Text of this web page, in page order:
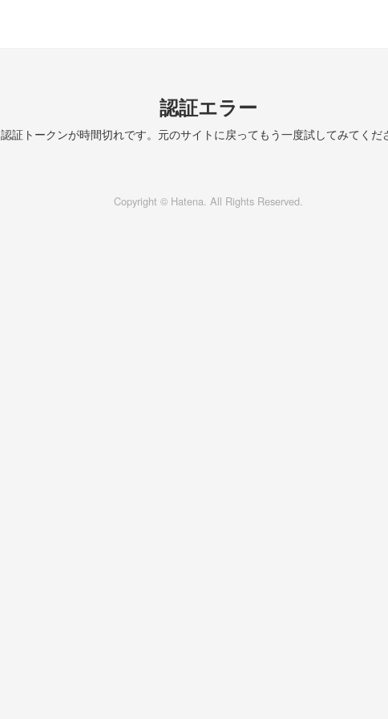
認証エラー
認証トークンが時間切れです。元のサイトに戻ってもう一度試してみてくだ
Copyright © Hatena. All Rights Reserved.